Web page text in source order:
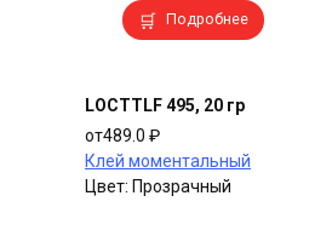
Подробнее
Этот
товар
вариаций.
можно
выбрать
LOCTTLF 495, 20 гр
от489.0 ₽
Клей моментальный
Цвет: Прозрачный